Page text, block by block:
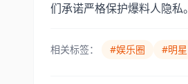
们承诺严格保护爆料人隐私。
相关标签： #娱乐圈 #明星